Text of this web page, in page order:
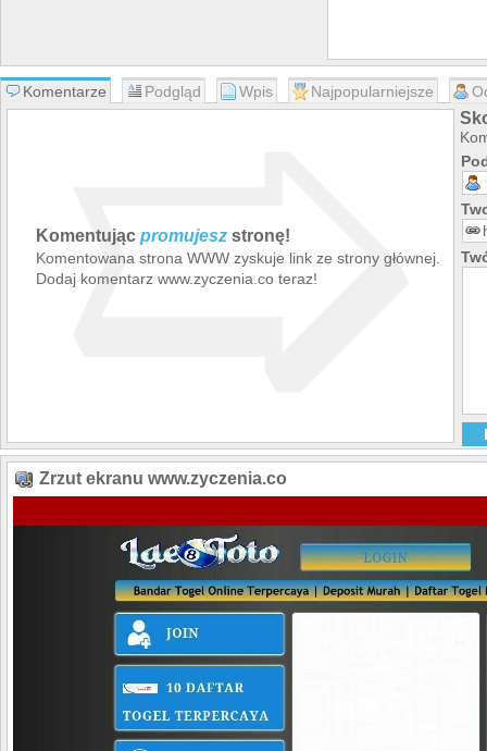
Komentarze Podgląd Wpis Najpopularniejsze
Komentując promujesz stronę!
Komentowana strona WWW zyskuje link ze strony głównej.
Dodaj komentarz www.zyczenia.co teraz!
➯
Zrzut ekranu www.zyczenia.co